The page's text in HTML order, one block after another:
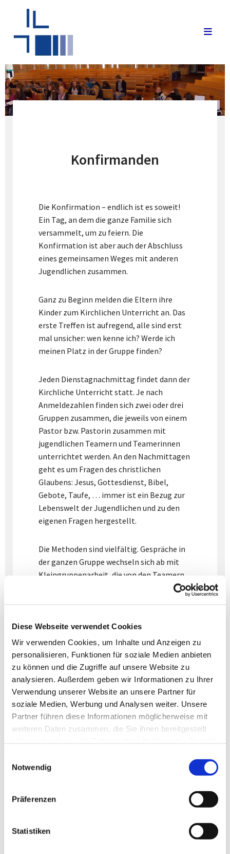
Diese Webseite verwendet Cookies
Wir verwenden Cookies, um Inhalte und Anzeigen zu
personalisieren, Funktionen für soziale Medien anbieten
zu können und die Zugriffe auf unsere Website zu
analysieren. Außerdem geben wir Informationen zu Ihrer
Verwendung unserer Website an unsere Partner für
soziale Medien, Werbung und Analysen weiter. Unsere
Partner führen diese Informationen möglicherweise mit
weiteren Daten zusammen, die Sie ihnen bereitgestellt
Notwendig
Präferenzen
Statistiken
Konfirmanden
Die Konfirmation – endlich ist es soweit!
Ein Tag, an dem die ganze Familie sich
versammelt, um zu feiern. Die
Konfirmation ist aber auch der Abschluss
eines gemeinsamen Weges mit anderen
Jugendlichen zusammen.
Ganz zu Beginn melden die Eltern ihre
Kinder zum Kirchlichen Unterricht an. Das
erste Treffen ist aufregend, alle sind erst
mal unsicher: wen kenne ich? Werde ich
meinen Platz in der Gruppe finden?
Jeden Dienstagnachmittag findet dann der
Kirchliche Unterricht statt. Je nach
Anmeldezahlen finden sich zwei oder drei
Gruppen zusammen, die jeweils von einem
Pastor bzw. Pastorin zusammen mit
jugendlichen Teamern und Teamerinnen
unterrichtet werden. An den Nachmittagen
geht es um Fragen des christlichen
Glaubens: Jesus, Gottesdienst, Bibel,
Gebote, Taufe, … immer ist ein Bezug zur
Lebenswelt der Jugendlichen und zu den
eigenen Fragen hergestellt.
Die Methoden sind vielfältig. Gespräche in
der ganzen Gruppe wechseln sich ab mit
Kleingruppenarbeit, die von den Teamern
angeleitet wird. Es werden Texte gelesen,
Konfirmanden auswendig.
Alle Gruppen treffen sich zu vier
gemeinsamen Projekttagen. Jeweils an
einem Samstag ist Zeit, an anderen Orten
etwas über den christlichen Glauben zu
erfahren.
Die Höhepunkte für viele Konfirmanden
sind schließlich die gemeinsamen
der Konfirmandenzeit. Gemeinschaft
finden Sie hier.